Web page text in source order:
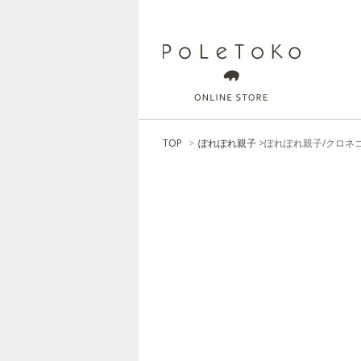
TOP > ぽれぽれ親子 >ぽれぽれ親子/クロネ